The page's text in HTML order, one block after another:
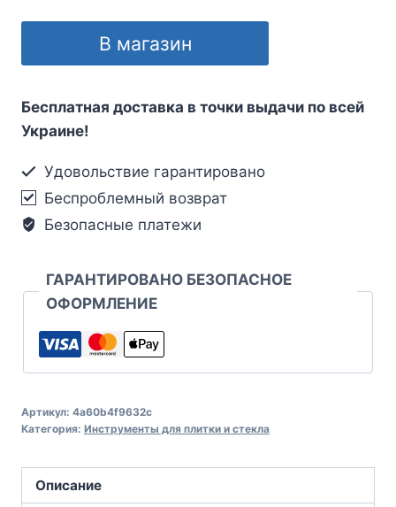
В магазин
Бесплатная доставка в точки выдачи по всей
Украине!
Удовольствие гарантировано
Беспроблемный возврат
Безопасные платежи
ГАРАНТИРОВАНО БЕЗОПАСНОЕ
ОФОРМЛЕНИЕ
Артикул: 4a60b4f9632c
Категория: Инструменты для плитки и стекла
Описание